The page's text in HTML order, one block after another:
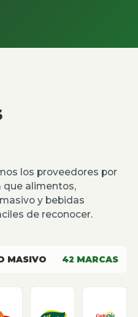
los proveedores por
que alimentos,
y bebidas
de reconocer.
MASIVO 42 MARCAS